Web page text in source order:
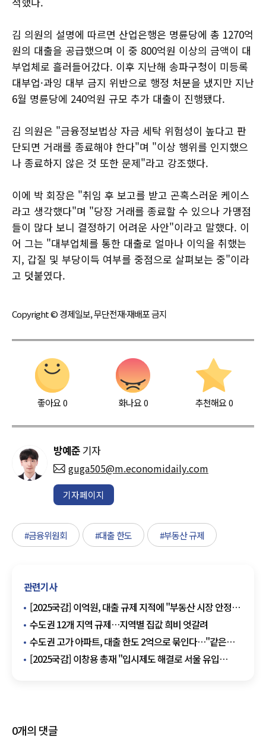
김 의원의 설명에 따르면 산업은행은 명륜당에 총 1270억
원의 대출을 공급했으며 이 중 800억원 이상의 금액이 대
부업체로 흘러들어갔다. 이후 지난해 송파구청이 미등록
대부업·과잉 대부 금지 위반으로 행정 처분을 냈지만 지난
6월 명륜당에 240억원 규모 추가 대출이 진행됐다.
김 의원은 "금융정보법상 자금 세탁 위험성이 높다고 판
단되면 거래를 종료해야 한다"며 "이상 행위를 인지했으
나 종료하지 않은 것 또한 문제"라고 강조했다.
이에 박 회장은 "취임 후 보고를 받고 곤혹스러운 케이스
라고 생각했다"며 "당장 거래를 종료할 수 있으나 가맹점
들이 많다 보니 결정하기 어려운 사안"이라고 말했다. 이
어 그는 "대부업체를 통한 대출로 얼마나 이익을 취했는
지, 갑질 및 부당이득 여부를 중점으로 살펴보는 중"이라
고 덧붙였다.
Copyright © 경제일보, 무단전재·재배포 금지
좋아요0 화나요0 추천해요 0
방예준 기자
guga505@m.economidaily.com
기자페이지
#금융위원회 #대출 한도 #부동산 규제
관련기사
[2025국감] 이억원, 대출 규제 지적에 "부동산 시장 안정이
먼저, 공급 대책도 집중할 것"
수도권 12개 지역 규제…지역별 집값 희비 엇갈려
수도권 고가 아파트, 대출 한도 2억으로 묶인다…"같은
단지인데 평형 따라 대출 달라져"
[2025국감] 이창용 총재 "입시제도 해결로 서울 유입
0개의 댓글